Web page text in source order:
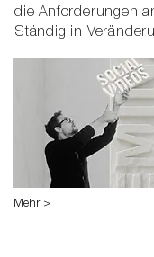
die Anforderungen
Ständig in
Mehr >